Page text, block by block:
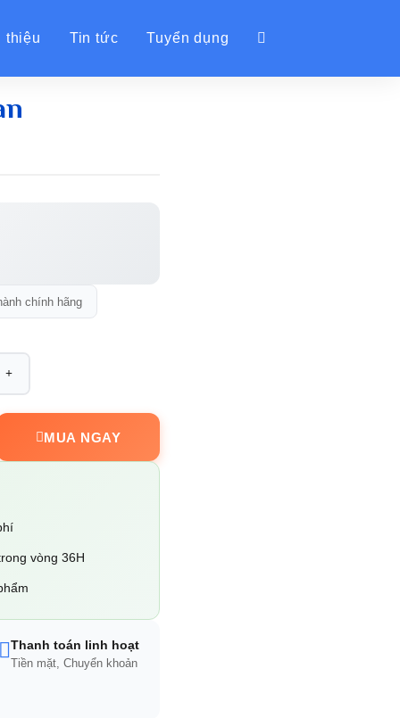
thiệu Tin tức Tuyển dụng
chính hãng
MUA NGAY
vòng 36H
Thanh toán linh hoạt
Tiền mặt, Chuyển khoản